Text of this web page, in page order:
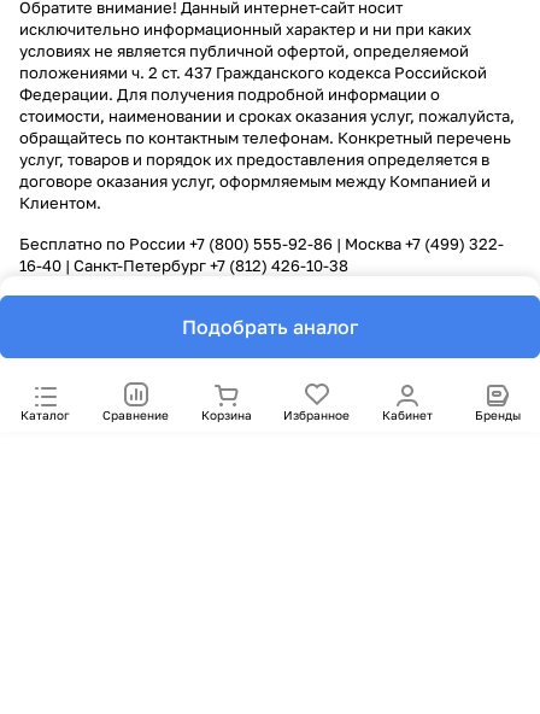
Подобрать аналог
Каталог Сравнение Корзина Избранное Кабинет Бренды
Обратите внимание! Данный интернет-сайт носит
исключительно информационный характер и ни при каких
условиях не является публичной офертой, определяемой
положениями ч. 2 ст. 437 Гражданского кодекса Российской
Федерации. Для получения подробной информации о
стоимости, наименовании и сроках оказания услуг, пожалуйста,
обращайтесь по контактным телефонам. Конкретный перечень
услуг, товаров и порядок их предоставления определяется в
договоре оказания услуг, оформляемым между Компанией и
Клиентом.
Бесплатно по России +7 (800) 555-92-86 | Москва+7 (499) 322-
16-40 | Санкт-Петербург+7 (812) 426-10-38